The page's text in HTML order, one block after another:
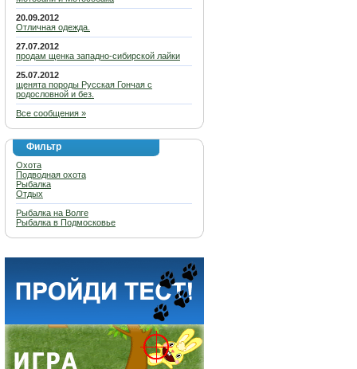
20.09.2012
Отличная одежда.
27.07.2012
продам щенка западно-сибирской лайки
25.07.2012
щенята породы Русская Гончая с
родословной и без.
Все сообщения »
Фильтр
Охота
Подводная охота
Рыбалка
Отдых
Рыбалка на Волге
Рыбалка в Подмосковье